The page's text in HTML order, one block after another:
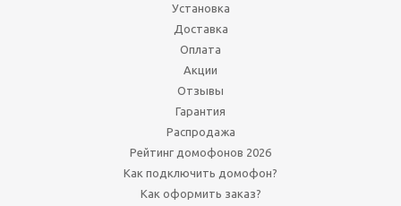
Установка
Доставка
Оплата
Акции
Отзывы
Гарантия
Распродажа
Рейтинг домофонов 2026
Как подключить домофон?
Как оформить заказ?